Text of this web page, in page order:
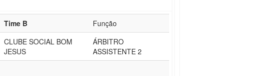
Time B Função
CLUBE SOCIAL BOM
JESUS
ÁRBITRO
ASSISTENTE 2